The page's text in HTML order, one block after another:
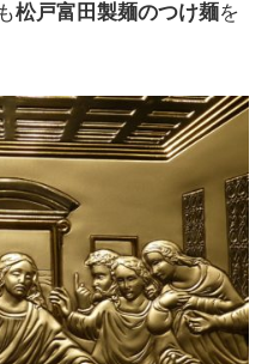
松戸富田製麺のつけ麺を